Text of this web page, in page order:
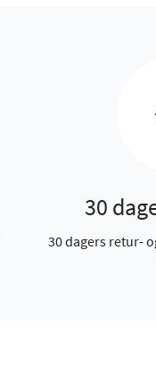
30
30 dagers retur-